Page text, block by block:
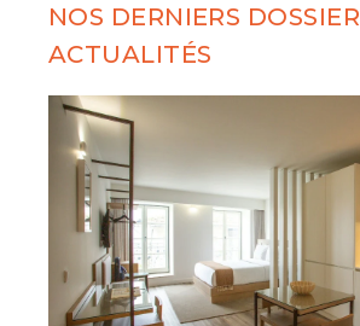
NOS DERNIERS
ACTUALITÉS